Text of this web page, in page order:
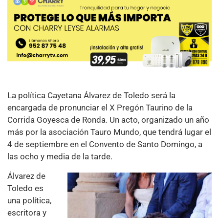
La política Cayetana Álvarez de Toledo será la
encargada de pronunciar el X Pregón Taurino de la
Corrida Goyesca de Ronda. Un acto, organizado un año
más por la asociación Tauro Mundo, que tendrá lugar el
4 de septiembre en el Convento de Santo Domingo, a
las ocho y media de la tarde.
Álvarez de
Toledo es
una política,
escritora y